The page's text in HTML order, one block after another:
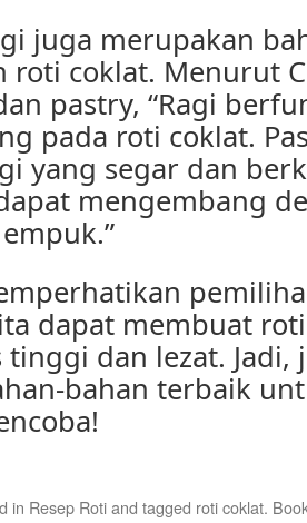
juga merupakan
roti coklat. Menurut
pastry, “Ragi
pada roti coklat.
yang segar dan
mengembang
dapat membuat
tinggi dan lezat.
bahan terbaik
in Resep Rotiand tagged roti coklat.